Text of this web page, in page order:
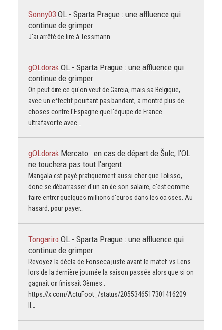
Sonny03 OL - Sparta Prague : une affluence qui
continue de grimper
J'ai arrêté de lire à Tessmann
gOLdorak OL - Sparta Prague : une affluence qui
continue de grimper
On peut dire ce qu'on veut de Garcia, mais sa Belgique,
avec un effectif pourtant pas bandant, a montré plus de
choses contre l'Espagne que l'équipe de France
ultrafavorite avec…
gOLdorak Mercato : en cas de départ de Šulc, l'OL
ne touchera pas tout l'argent
Mangala est payé pratiquement aussi cher que Tolisso,
donc se débarrasser d'un an de son salaire, c'est comme
faire entrer quelques millions d'euros dans les caisses. Au
hasard, pour payer…
Tongariro OL - Sparta Prague : une affluence qui
continue de grimper
Revoyez la décla de Fonseca juste avant le match vs Lens
lors de la dernière journée la saison passée alors que si on
gagnait on finissait 3èmes :
https://x.com/ActuFoot_/status/2055346517301416209